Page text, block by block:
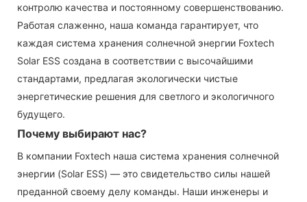
контролю качества и постоянному совершенствованию.
Работая слаженно, наша команда гарантирует, что
каждая система хранения солнечной энергии Foxtech
Solar ESS создана в соответствии с высочайшими
стандартами, предлагая экологически чистые
энергетические решения для светлого и экологичного
будущего.
Почему выбирают нас?
В компании Foxtech наша система хранения солнечной
энергии (Solar ESS) — это свидетельство силы нашей
преданной своему делу команды. Наши инженеры и